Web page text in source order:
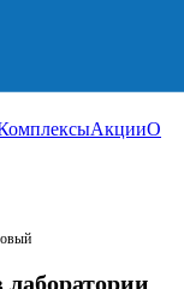
АкцииО